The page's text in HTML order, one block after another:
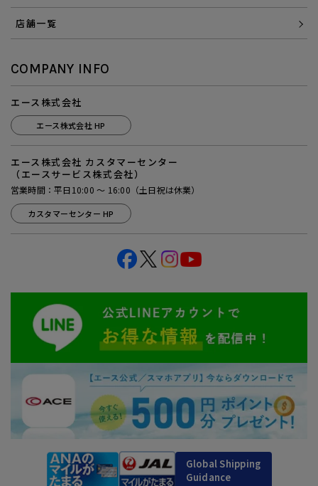
店舗一覧
COMPANY INFO
エース株式会社
エース株式会社 HP
エース株式会社 カスタマーセンター
（エースサービス株式会社）
営業時間：平日10:00 ～ 16:00（土日祝は休業）
カスタマーセンター HP
Global Shipping
Guidance